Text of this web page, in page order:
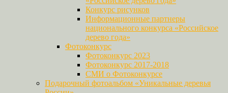
Конкурс рисунков
Информационные партнеры
национального конкурса «Российское
дерево года»
Фотоконкурс
Фотоконкурс 2023
Фотоконкурс 2017-2018
СМИ о Фотоконкурсе
Подарочный фотоальбом «Уникальные деревья